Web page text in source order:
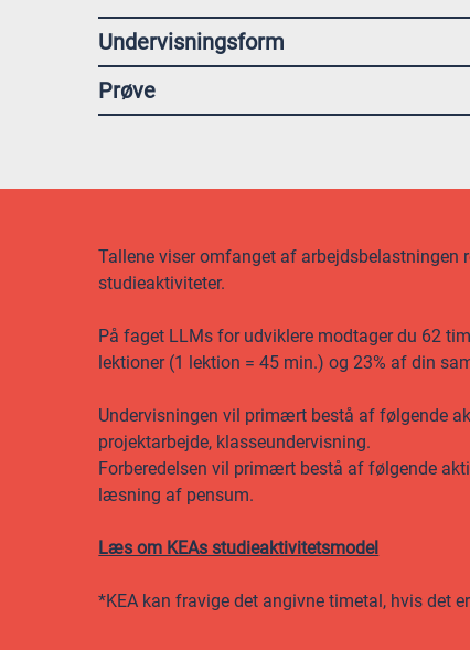
Undervisningsform
Prøve
Tallene viser omfanget af
studieaktiviteter.
På faget LLMs for udviklere modtager du 62
lektioner (1 lektion = 45 min.) og 23% af din
Undervisningen vil primært bestå af følgende
projektarbejde, klasseundervisning.
Forberedelsen vil primært bestå af følgende
læsning af pensum.
Læs om KEAs studieaktivitetsmodel
*KEA kan fravige det angivne timetal, hvis det